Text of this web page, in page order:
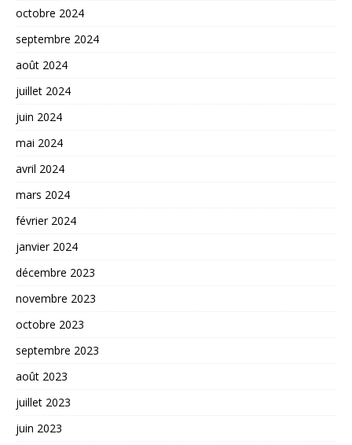
octobre 2024
septembre 2024
août 2024
juillet 2024
juin 2024
mai 2024
avril 2024
mars 2024
février 2024
janvier 2024
décembre 2023
novembre 2023
octobre 2023
septembre 2023
août 2023
juillet 2023
juin 2023